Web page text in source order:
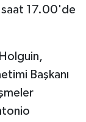
saat 17.00'de
Başkanı